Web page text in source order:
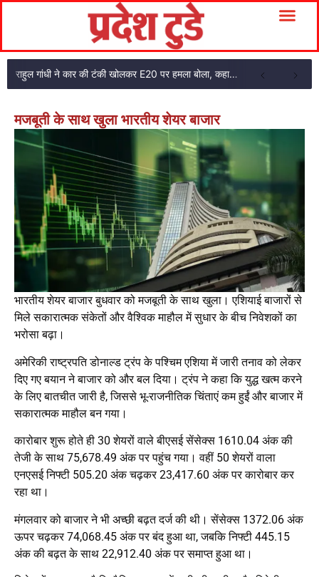
राहुल गांधी ने कार की टंकी खोलकर E20 पर हमला बोला, कहा- पूरी दाल ही काली है
मजबूती के साथ खुला भारतीय शेयर बाजार
भारतीय शेयर बाजार बुधवार को मजबूती के साथ खुला। एशियाई बाजारों से
मिले सकारात्मक संकेतों और वैश्विक माहौल में सुधार के बीच निवेशकों का
भरोसा बढ़ा।
अमेरिकी राष्ट्रपति डोनाल्ड ट्रंप के पश्चिम एशिया में जारी तनाव को लेकर
दिए गए बयान ने बाजार को और बल दिया। ट्रंप ने कहा कि युद्ध खत्म करने
के लिए बातचीत जारी है, जिससे भू-राजनीतिक चिंताएं कम हुईं और बाजार में
सकारात्मक माहौल बन गया।
कारोबार शुरू होते ही 30 शेयरों वाले बीएसई सेंसेक्स 1610.04 अंक की
तेजी के साथ 75,678.49 अंक पर पहुंच गया। वहीं 50 शेयरों वाला
एनएसई निफ्टी 505.20 अंक चढ़कर 23,417.60 अंक पर कारोबार कर
रहा था।
मंगलवार को बाजार ने भी अच्छी बढ़त दर्ज की थी। सेंसेक्स 1372.06 अंक
ऊपर चढ़कर 74,068.45 अंक पर बंद हुआ था, जबकि निफ्टी 445.15
अंक की बढ़त के साथ 22,912.40 अंक पर समाप्त हुआ था।